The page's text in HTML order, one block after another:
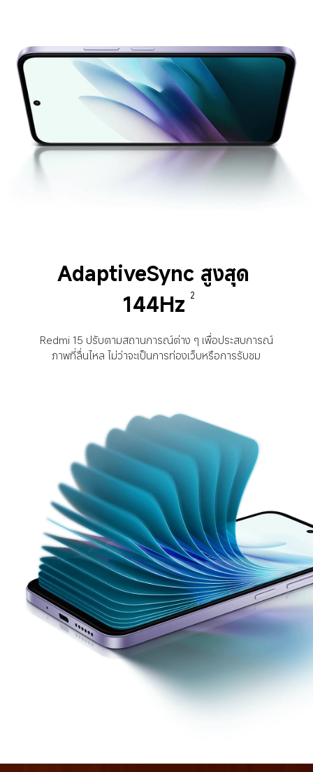
AdaptiveSync สูงสุด
144Hz 2
Redmi 15 ปรับตามสถานการณ์ต่าง ๆ เพื่อประสบการณ์
ภาพที่ลื่นไหล ไม่ว่าจะเป็นการท่องเว็บหรือการรับชม